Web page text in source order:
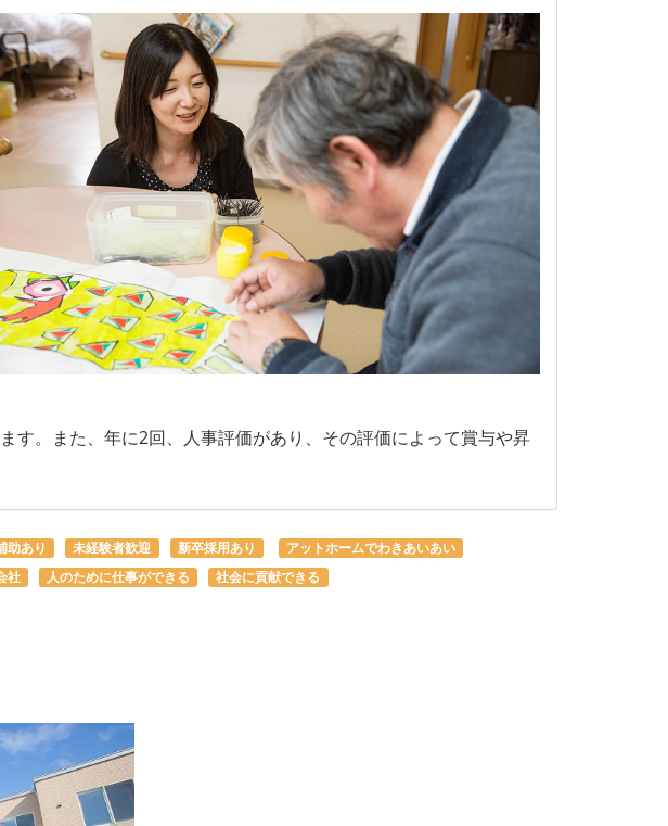
す。また、年に2回、人事評価があり、その評価によって賞与や昇
助あり 未経験者歓迎 新卒採用あり
アットホームでわきあいあい
社 人のために仕事ができる 社会に貢献できる